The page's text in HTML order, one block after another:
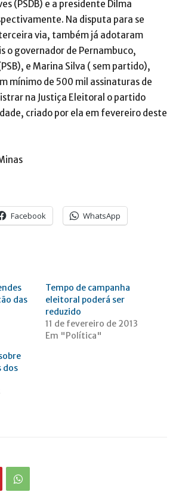
(PSDB) e a presidente Dilma
Na disputa para se
via, também já adotaram
o governador de Pernambuco,
e Marina Silva ( sem partido),
mínimo de 500 mil assinaturas de
na Justiça Eleitoral o partido
criado por ela em fevereiro deste
Facebook WhatsApp
das
Tempo de campanha
eleitoral poderá ser
reduzido
11 de fevereiro de 2013
Em "Política"
dos